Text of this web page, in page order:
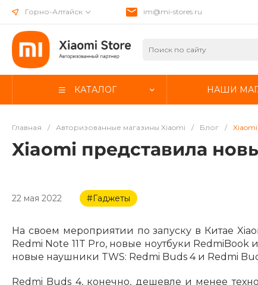
Горно-Алтайск im@mi-stores.ru
КАТАЛОГ НАШИ
Главная / Авторизованные магазины Xiaomi / Блог /
Xiaomi представила
22 мая 2022 #Гаджеты
На своем мероприятии по запуску в Китае
Redmi Note 11T Pro, новые ноутбуки
новые наушники TWS: Redmi Buds 4 и Redmi
Redmi Buds 4, конечно, дешевле и менее